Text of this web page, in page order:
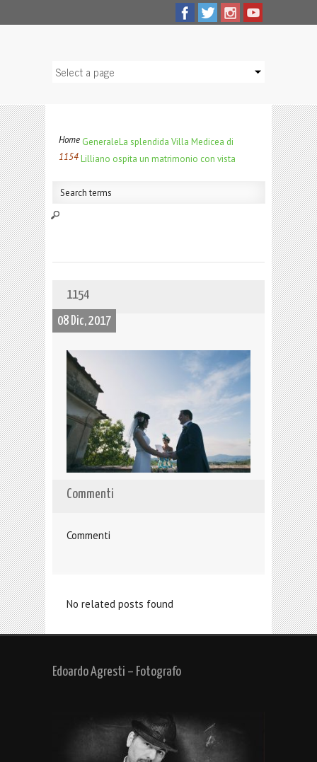
Home GeneraleLa splendida Villa Medicea di
Lilliano ospita un matrimonio con vista
1154
1154
08 Dic, 2017
Commenti
Commenti
No related posts found
Edoardo Agresti – Fotografo